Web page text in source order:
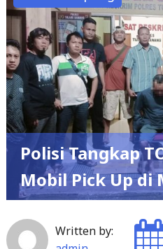
Polisi Tangkap
Mobil Pick Up di
admin